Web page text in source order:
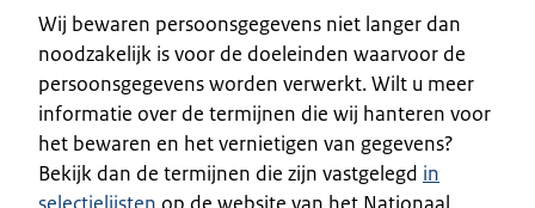
Wij bewaren persoonsgegevens niet langer dan
noodzakelijk is voor de doeleinden waarvoor de
persoonsgegevens worden verwerkt. Wilt u meer
informatie over de termijnen die wij hanteren voor
het bewaren en het vernietigen van gegevens?
Bekijk dan de termijnen die zijn vastgelegd in